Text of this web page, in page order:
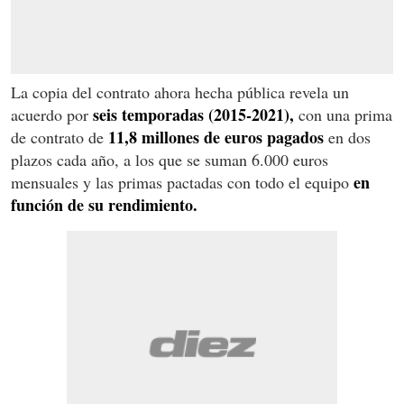
La copia del contrato ahora hecha pública revela un
acuerdo por seis temporadas (2015-2021), con una prima
de contrato de 11,8 millones de euros pagados en dos
plazos cada año, a los que se suman 6.000 euros
mensuales y las primas pactadas con todo el equipo en
función de su rendimiento.